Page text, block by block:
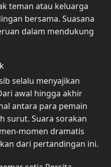
teman atau keluarga
bersama. Suasana
dalam mendukung
selalu menyajikan
awal hingga akhir
antara para pemain
surut. Suara sorakan
momen dramatis
dari pertandingan ini.